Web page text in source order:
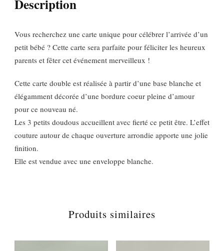
Description
Vous recherchez une carte unique pour célébrer l’arrivée d’un
petit bébé ? Cette carte sera parfaite pour féliciter les heureux
parents et fêter cet événement merveilleux !
Cette carte double est réalisée à partir d’une base blanche et
élégamment décorée d’une bordure coeur pleine d’amour
pour ce nouveau né.
Les 3 petits doudous accueillent avec fierté ce petit être. L’effet
couture autour de chaque ouverture arrondie apporte une jolie
finition.
Elle est vendue avec une enveloppe blanche.
Produits similaires